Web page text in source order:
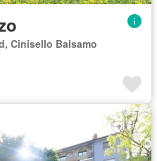
Cinisello Balsamo